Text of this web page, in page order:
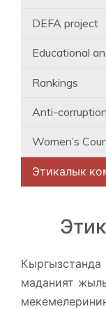
DEFA project
Educational
Rankings
Anti-corruption
Women’s
Этикалык
маданият